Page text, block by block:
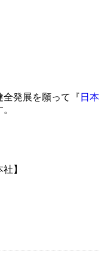
全発展を願って『 日本
】